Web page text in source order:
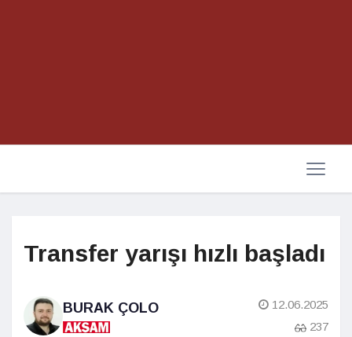
Transfer yarışı hızlı başladı
BURAK ÇOLO
12.06.2025
237